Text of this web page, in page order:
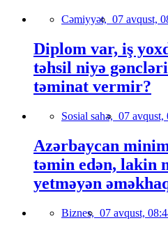
Cəmiyyət, 07 avqust,
Diplom var, iş
təhsil niyə
təminat vermir?
Sosial sahə, 07 avqust,
Azərbaycan
təmin edən, lakin
yetməyən
Biznes, 07 avqust,